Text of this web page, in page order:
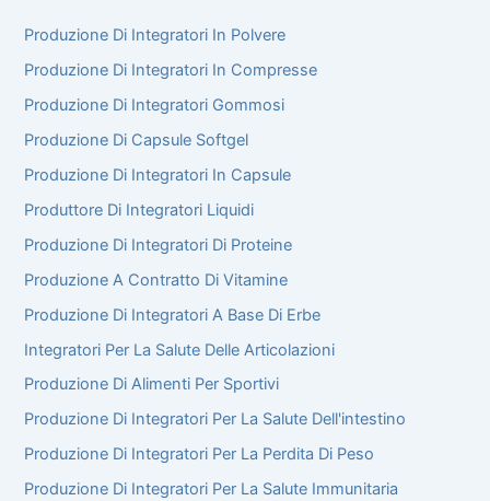
Produzione Di Integratori In Polvere
Produzione Di Integratori In Compresse
Produzione Di Integratori Gommosi
Produzione Di Capsule Softgel
Produzione Di Integratori In Capsule
Produttore Di Integratori Liquidi
Produzione Di Integratori Di Proteine
Produzione A Contratto Di Vitamine
Produzione Di Integratori A Base Di Erbe
Integratori Per La Salute Delle Articolazioni
Produzione Di Alimenti Per Sportivi
Produzione Di Integratori Per La Salute Dell'intestino
Produzione Di Integratori Per La Perdita Di Peso
Produzione Di Integratori Per La Salute Immunitaria